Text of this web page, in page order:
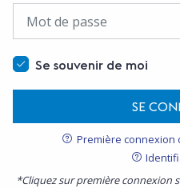
Se souvenir de moi
SE
Première connexion
*Cliquez sur première connexion